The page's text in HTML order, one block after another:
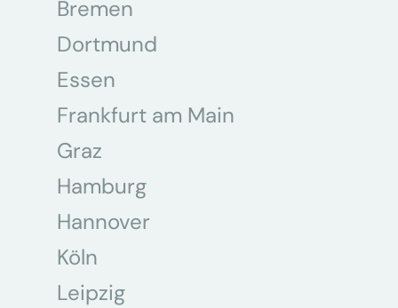
Bremen
Dortmund
Essen
Frankfurt am Main
Graz
Hamburg
Hannover
Köln
Leipzig